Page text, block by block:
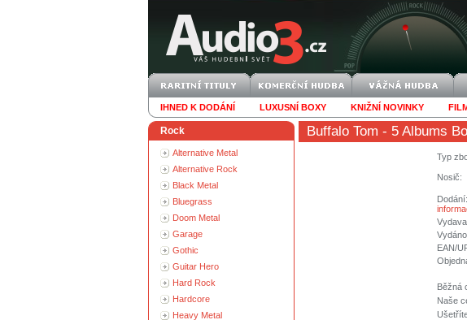
IHNED K DODÁNÍ LUXUSNÍ BOXY KNIŽNÍ NOVINKY
Rock
Alternative Metal
Alternative Rock
Black Metal
Bluegrass
Doom Metal
Garage
Gothic
Guitar Hero
Hard Rock
Hardcore
Heavy Metal
Buffalo Tom - 5 Albums
Typ
Nosič:
Dodání:
EAN/
Běžná
Naše